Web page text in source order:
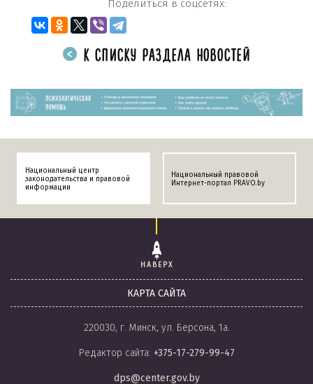
Поделиться в соцсетях:
К СПИСКУ РАЗДЕЛА НОВОСТЕЙ
Национальный центр
законодательства и правовой
информации
Национальный правовой
Интернет-портал PRAVO.by
НАВЕРХ
КАРТА САЙТА
220030, г. Минск, ул. Берсона, 1а.
Редактор сайта: +375-17-279-99-47
dps@center.gov.by